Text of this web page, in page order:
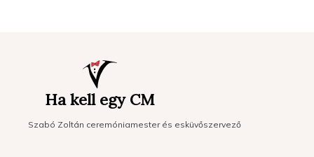
Ha kell egy CM
Szabó Zoltán ceremóniamester és esküvőszervező